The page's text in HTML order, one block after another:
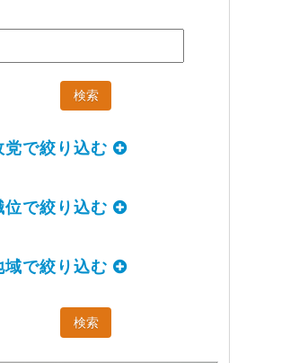
党で絞り込む
位で絞り込む
域で絞り込む